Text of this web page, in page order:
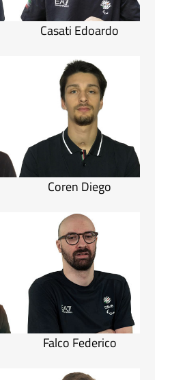
Casati Edoardo
Coren Diego
Falco Federico